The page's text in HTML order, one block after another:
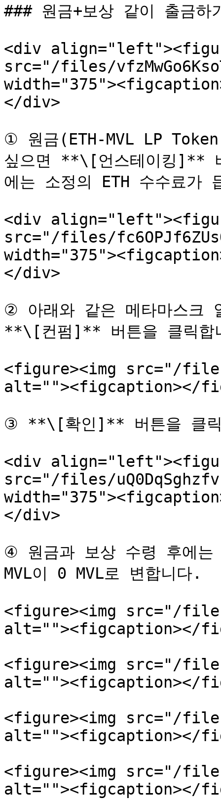
### 원금+보상 같이 출금하
<div
src="/files/
</div>
① 원금(ETH-MVL LP
싶으면 **\[언스테이킹]**
에는 소정의 ETH 수수료가
<div
src="/files/
</div>
② 아래와 같은 메타마스크
**\[컨펌]** 버튼을 클릭합
<figure><img src="/files/
alt=""><figcaption></
③ **\[확인]** 버튼을 클릭
<div
src="/files/
</div>
④ 원금과 보상 수령 후에는
MVL이 0 MVL로 변합니다.
<figure><img src="/files/
alt=""><figcaption></
<figure><img src="/files/
alt=""><figcaption></
<figure><img src="/
alt=""><figcaption></
<figure><img src="/files/
alt=""><figcaption></